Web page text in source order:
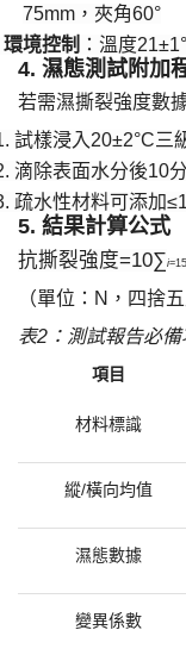
75mm，夾角60°
​環境控制​ ：溫度
​4. 濕態測試附加
若需濕撕裂強度數據
試樣浸入20±2°C三
滴除表面水分後10
疏水性材料可添加
​5. 結果計算公式​
抗撕裂強度=10∑i=15
（單位： N，四捨五
表2：測試報告必備
項目
材料標識
縱/橫向均值
濕態數據
變異係數